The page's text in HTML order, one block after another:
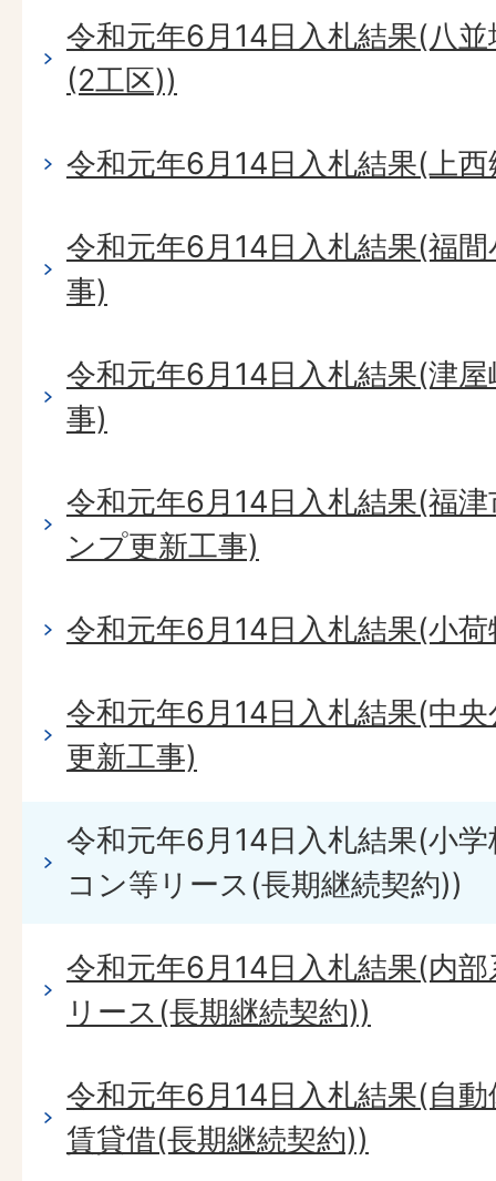
令和元年6月14日入札結果(八
(2工区))
令和元年6月14日入札結果(上
令和元年6月14日入札結果(福
事)
令和元年6月14日入札結果(津
事)
令和元年6月14日入札結果(福
ンプ更新工事)
令和元年6月14日入札結果(小
令和元年6月14日入札結果(中
更新工事)
令和元年6月14日入札結果(小
コン等リース(長期継続契約))
令和元年6月14日入札結果(内
リース(長期継続契約))
令和元年6月14日入札結果(自
賃貸借(長期継続契約))